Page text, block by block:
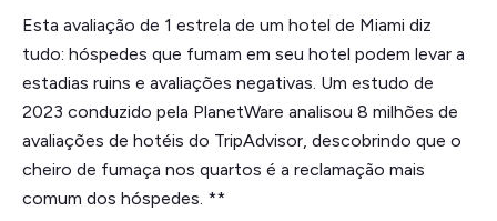
Esta avaliação de 1 estrela de um hotel de Miami diz
tudo: hóspedes que fumam em seu hotel podem levar a
estadias ruins e avaliações negativas. Um estudo de
2023 conduzido pela PlanetWare analisou 8 milhões de
avaliações de hotéis do TripAdvisor, descobrindo que o
cheiro de fumaça nos quartos é a reclamação mais
comum dos hóspedes. **